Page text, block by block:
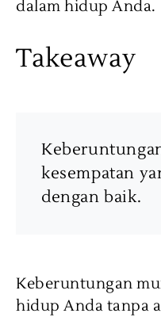
dalam hidup Anda.
Takeaway
kesempatan
dengan baik.
Keberuntungan
hidup Anda tanpa